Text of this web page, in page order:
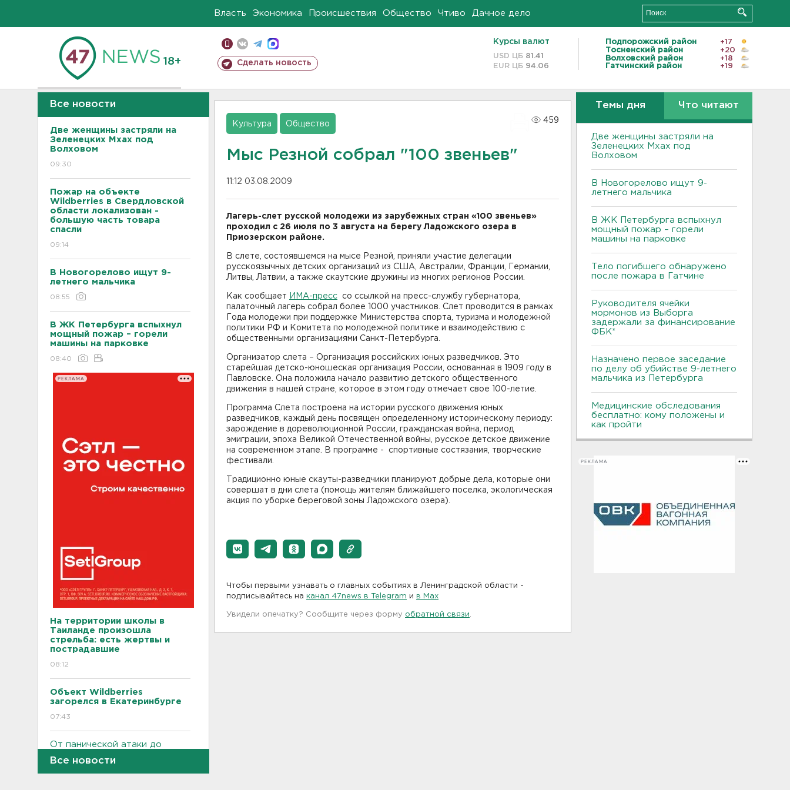
Власть Экономика Происшествия Общество Чтиво Дачное дело
18+ Сделать новость
Курсы валют
USD ЦБ 81.41
EUR ЦБ 94.06
Подпорожский район
+17
Тосненский район
+20
Волховский район
+18
Гатчинский район
+19
Все новости
Две женщины застряли на
Зеленецких Мхах под
Волховом
09:30
Пожар на объекте
Wildberries в Свердловской
области локализован -
большую часть товара
спасли
09:14
В Новогорелово ищут 9-
летнего мальчика
08:55
В ЖК Петербурга вспыхнул
мощный пожар – горели
машины на парковке
08:40
РЕКЛАМА
На территории школы в
Таиланде произошла
стрельба: есть жертвы и
пострадавшие
08:12
Объект Wildberries
загорелся в Екатеринбурге
07:43
От панической атаки до
Все новости
Культура Общество
459
Мыс Резной собрал "100 звеньев"
11:12 03.08.2009
Лагерь-слет русской молодежи из зарубежных стран «100 звеньев»
проходил с 26 июля по 3 августа на берегу Ладожского озера в
Приозерском районе.
В слете, состоявшемся на мысе Резной, приняли участие делегации
русскоязычных детских организаций из США, Австралии, Франции, Германии,
Литвы, Латвии, а также скаутские дружины из многих регионов России.
Как сообщает ИМА-пресс со ссылкой на пресс-службу губернатора,
палаточный лагерь собрал более 1000 участников. Слет проводится в рамках
Года молодежи при поддержке Министерства спорта, туризма и молодежной
политики РФ и Комитета по молодежной политике и взаимодействию с
общественными организациями Санкт-Петербурга.
Организатор слета – Организация российских юных разведчиков. Это
старейшая детско-юношеская организация России, основанная в 1909 году в
Павловске. Она положила начало развитию детского общественного
движения в нашей стране, которое в этом году отмечает свое 100-летие.
Программа Слета построена на истории русского движения юных
разведчиков, каждый день посвящен определенному историческому периоду:
зарождение в дореволюционной России, гражданская война, период
эмиграции, эпоха Великой Отечественной войны, русское детское движение
на современном этапе. В программе - спортивные состязания, творческие
фестивали.
Традиционно юные скауты-разведчики планируют добрые дела, которые они
совершат в дни слета (помощь жителям ближайшего поселка, экологическая
акция по уборке береговой зоны Ладожского озера).
Чтобы первыми узнавать о главных событиях в Ленинградской области -
подписывайтесь на канал 47news в Telegram и в Maх
Увидели опечатку? Сообщите через форму обратной связи
Темы дня Что читают
Две женщины застряли на
Зеленецких Мхах под
Волховом
В Новогорелово ищут 9-
летнего мальчика
В ЖК Петербурга вспыхнул
мощный пожар – горели
машины на парковке
Тело погибшего обнаружено
после пожара в Гатчине
Руководителя ячейки
мормонов из Выборга
задержали за финансирование
ФБК*
Назначено первое заседание
по делу об убийстве 9-летнего
мальчика из Петербурга
Медицинские обследования
бесплатно: кому положены и
как пройти
РЕКЛАМА